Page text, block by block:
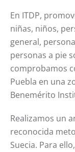
En ITDP,
niñas, niños,
general,
personas a pie
comprobamos
Puebla en una
Benemérito
Realizamos un
reconocida
Suecia. Para